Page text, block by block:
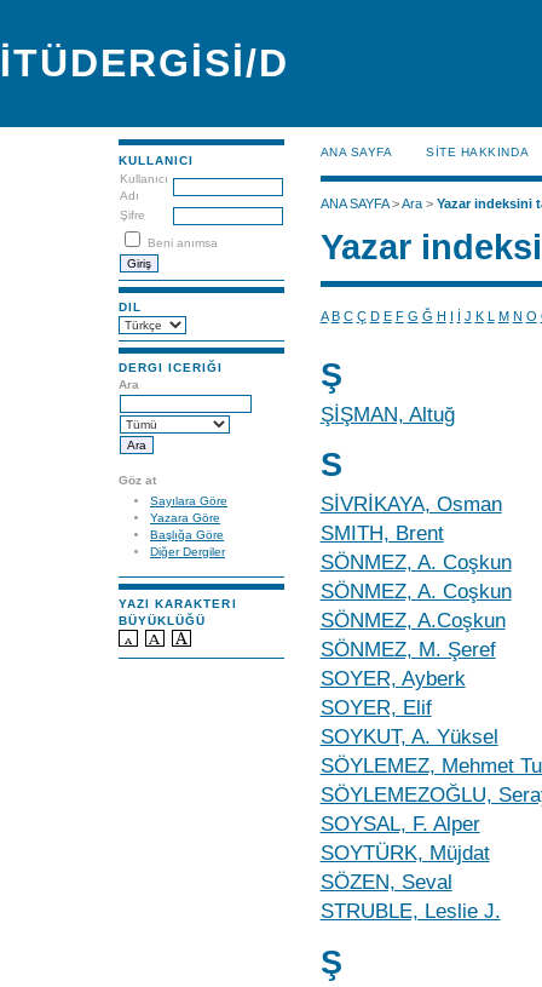
İTÜDERGİSİ/D
KULLANICI
Kullanıcı
Adı
Şifre
Beni anımsa
DIL
DERGI ICERIĞI
Ara
Göz at
Sayılara Göre
Yazara Göre
Başlığa Göre
Diğer Dergiler
YAZI KARAKTERI
BÜYÜKLÜĞÜ
ANA SAYFA SİTE HAKKINDA
ANA SAYFA>Ara> Yazar indeksini
Yazar
A B C Ç D E F G Ğ H I İ J K L M N O
Ş
ŞİŞMAN, Altuğ
S
SİVRİKAYA, Osman
SMITH, Brent
SÖNMEZ, A. Coşkun
SÖNMEZ, A. Coşkun
SÖNMEZ, A.Coşkun
SÖNMEZ, M. Şeref
SOYER, Ayberk
SOYER, Elif
SOYKUT, A. Yüksel
SÖYLEMEZ, Mehmet
SÖYLEMEZOĞLU,
SOYSAL, F. Alper
SOYTÜRK, Müjdat
SÖZEN, Seval
STRUBLE, Leslie J.
Ş